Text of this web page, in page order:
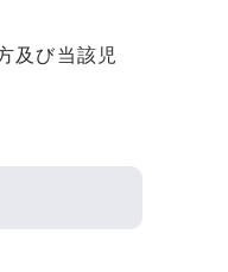
及び当該児